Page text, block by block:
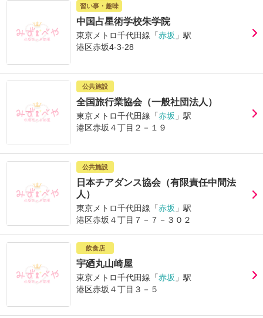
習い事・趣味
中国占星術学校朱学院
東京メトロ千代田線「赤坂 」駅
港区赤坂4-3-28
公共施設
全国旅行業協会（一般社団法人）
東京メトロ千代田線「赤坂 」駅
港区赤坂４丁目２－１９
公共施設
日本チアダンス協会（有限責任中間法
人）
東京メトロ千代田線「赤坂 」駅
港区赤坂４丁目７－７－３０２
飲食店
宇廼丸山崎屋
東京メトロ千代田線「赤坂 」駅
港区赤坂４丁目３－５